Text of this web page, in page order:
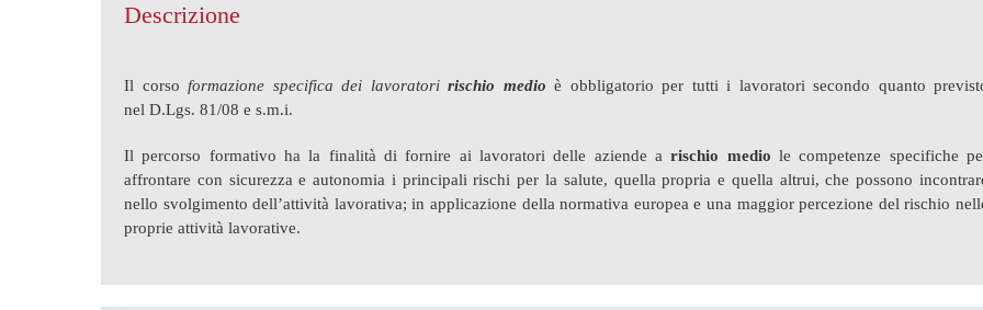
Descrizione
Il corso formazione specifica dei lavoratori rischio medio è obbligatorio per tutti i lavoratori secondo quanto
nel D.Lgs. 81/08 e s.m.i.
Il percorso formativo ha la finalità di fornire ai lavoratori delle aziende arischio medio le competenze specifiche
affrontare con sicurezza e autonomia i principali rischi per la salute, quella propria e quella altrui, che possono
nello svolgimento dell’attività lavorativa; in applicazione della normativa europea e una maggior percezione del rischio
proprie attività lavorative.